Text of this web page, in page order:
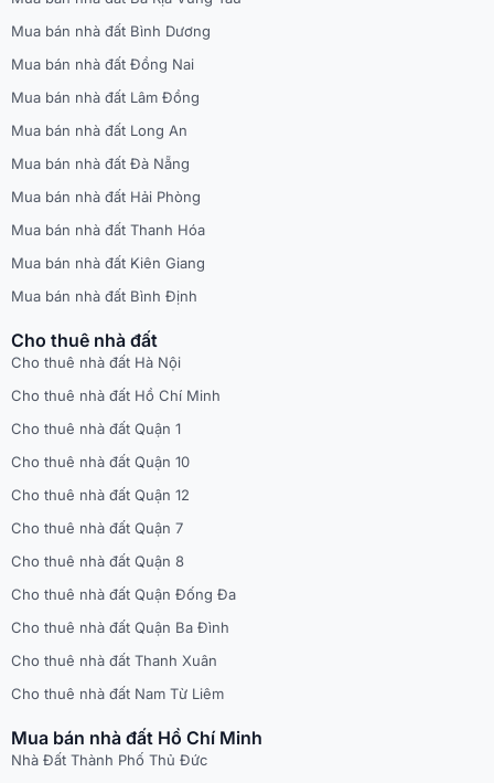
Mua bán nhà đất Bình Dương
Mua bán nhà đất Đồng Nai
Mua bán nhà đất Lâm Đồng
Mua bán nhà đất Long An
Mua bán nhà đất Đà Nẵng
Mua bán nhà đất Hải Phòng
Mua bán nhà đất Thanh Hóa
Mua bán nhà đất Kiên Giang
Mua bán nhà đất Bình Định
Cho thuê nhà đất
Cho thuê nhà đất Hà Nội
Cho thuê nhà đất Hồ Chí Minh
Cho thuê nhà đất Quận 1
Cho thuê nhà đất Quận 10
Cho thuê nhà đất Quận 12
Cho thuê nhà đất Quận 7
Cho thuê nhà đất Quận 8
Cho thuê nhà đất Quận Đống Đa
Cho thuê nhà đất Quận Ba Đình
Cho thuê nhà đất Thanh Xuân
Cho thuê nhà đất Nam Từ Liêm
Mua bán nhà đất Hồ Chí Minh
Nhà Đất Thành Phố Thủ Đức